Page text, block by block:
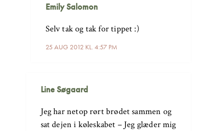
Emily Salomon
25 AUG 2012 KL. 4:57 PM
Selv tak og tak for tippet :)
Line Søgaard
Jeg har netop rørt brødet sammen og
sat dejen i køleskabet – Jeg glæder mig